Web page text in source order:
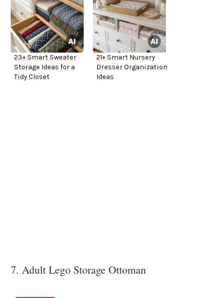
23+ Smart Sweater
Storage Ideas for a
Tidy Closet
21+ Smart Nursery
Dresser Organization
Ideas
7. Adult Lego Storage Ottoman